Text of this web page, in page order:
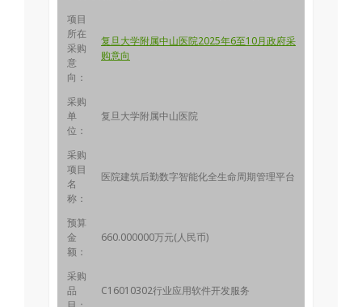
项目
所在
采购
意
向：
复旦大学附属中山医院2025年6至10月政府采
购意向
采购
单
位：
复旦大学附属中山医院
采购
项目
名
称：
医院建筑后勤数字智能化全生命周期管理平台
预算
金
额：
660.000000万元(人民币)
采购
品
C16010302行业应用软件开发服务